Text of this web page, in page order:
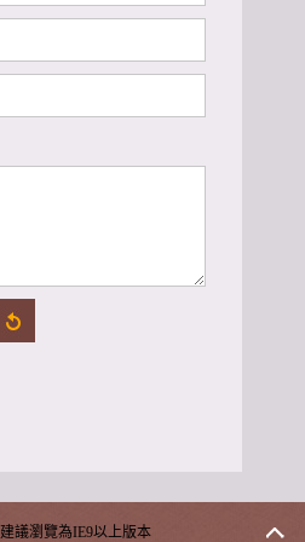
建議瀏覽為IE9以上版本